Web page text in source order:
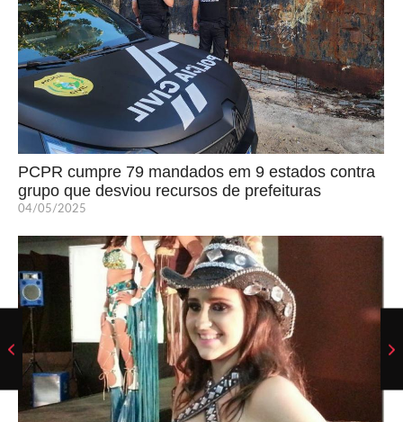
PCPR cumpre 79 mandados em 9 estados contra
grupo que desviou recursos de prefeituras
04/05/2025